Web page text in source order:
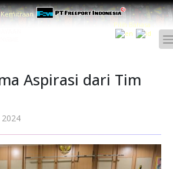
Kemitraan
Pilih Bahasa :
Aspirasi dari Tim